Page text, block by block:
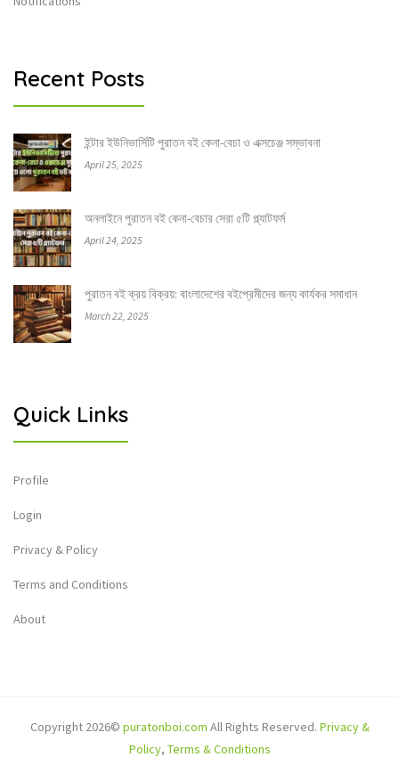
Recent Posts
ইন্টার ইউনিভার্সিটি পুরাতন বই কেনা-বেচা ও এক্সচেঞ্জ সম্ভাবনা
April 25, 2025
অনলাইনে পুরাতন বই কেনা-বেচার সেরা ৫টি প্ল্যাটফর্ম
April 24, 2025
পুরাতন বই ক্রয় বিক্রয়: বাংলাদেশের বইপ্রেমীদের জন্য কার্যকর সমাধান
March 22, 2025
Quick Links
Profile
Login
Privacy & Policy
Terms and Conditions
About
Copyright 2026© puratonboi.com All Rights Reserved. Privacy &
Policy, Terms & Conditions